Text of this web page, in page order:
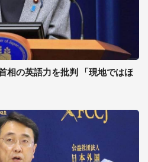
相の英語力を批判 「現地ではほ